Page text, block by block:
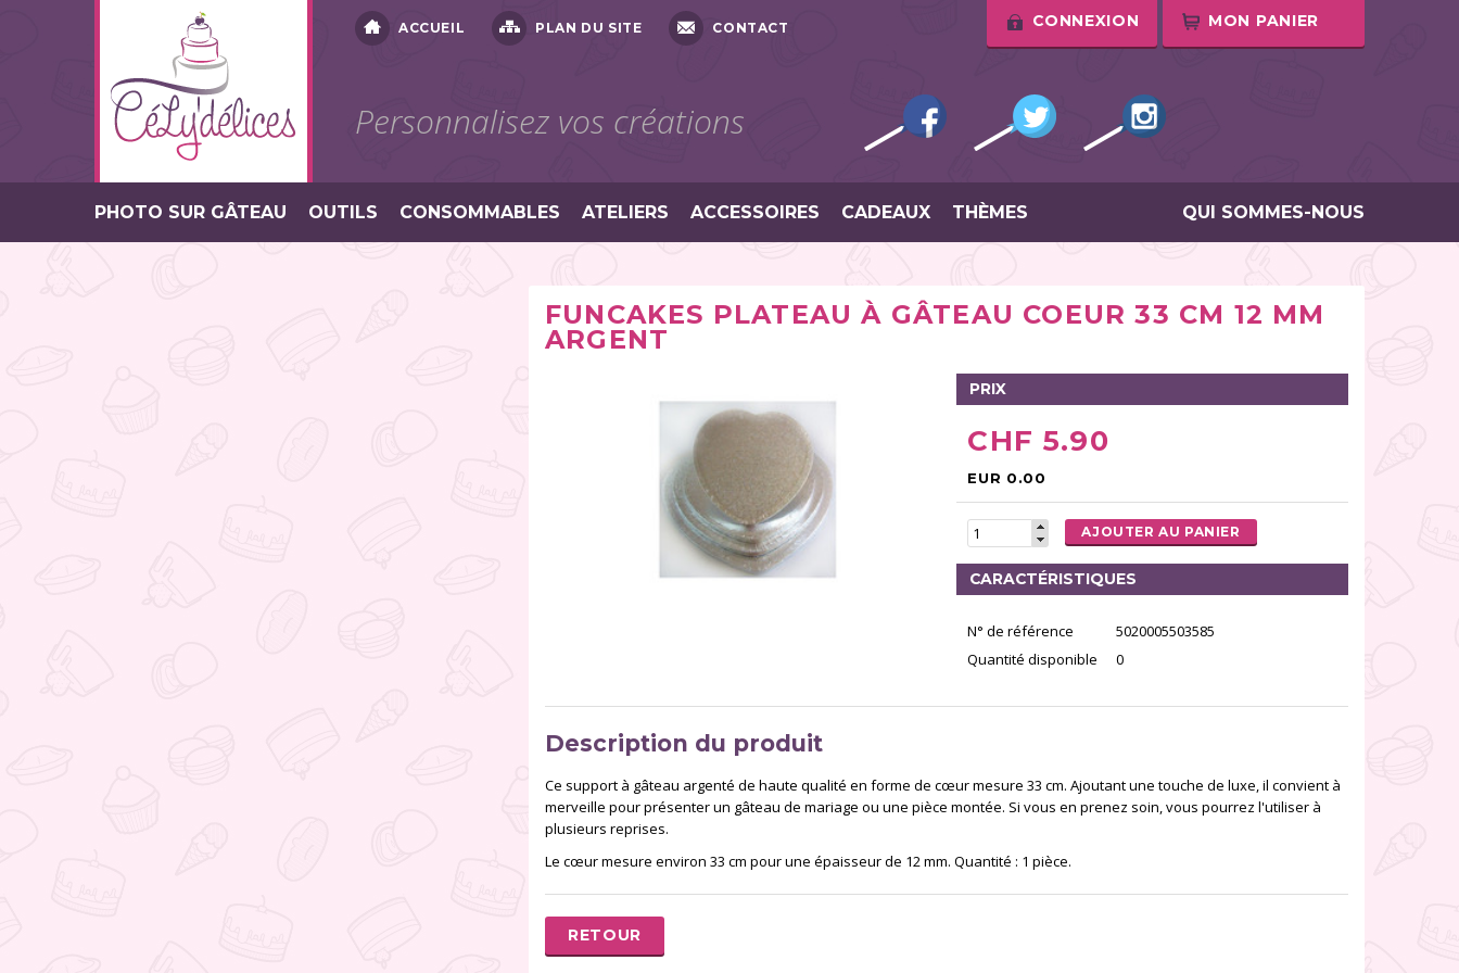
ACCUEIL PLAN DU SITE CONTACT CONNEXION MON PANIER
Personnalisez vos créations
PHOTO SUR GÂTEAU OUTILS CONSOMMABLES ATELIERS ACCESSOIRES CADEAUX THÈMES QUI SOMMES-NOUS
FUNCAKES PLATEAU À GÂTEAU COEUR 33 CM 12 MM
ARGENT
PRIX
CHF 5.90
EUR 0.00
AJOUTER AU PANIER
CARACTÉRISTIQUES
N° de référence
5020005503585
Quantité disponible
0
Description du produit
Ce support à gâteau argenté de haute qualité en forme de cœur mesure 33 cm. Ajoutant une touche de luxe, il convient à
merveille pour présenter un gâteau de mariage ou une pièce montée. Si vous en prenez soin, vous pourrez l'utiliser à
plusieurs reprises.
Le cœur mesure environ 33 cm pour une épaisseur de 12 mm. Quantité : 1 pièce.
RETOUR